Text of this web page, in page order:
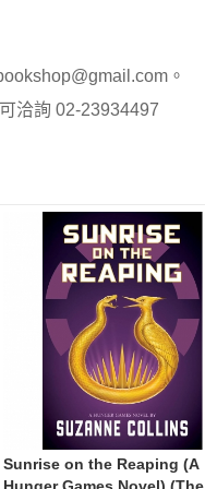
。
洽詢 02-23934497
Sunrise on the Reaping (A